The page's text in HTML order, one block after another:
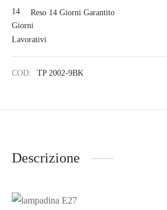
Reso 14 Giorni Garantito
COD: TP 2002-9BK
Descrizione